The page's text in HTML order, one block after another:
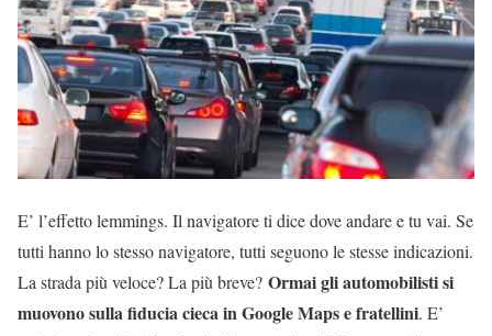
E’ l’effetto lemmings. Il navigatore ti dice dove andare e tu vai. Se
tutti hanno lo stesso navigatore, tutti seguono le stesse indicazioni.
La strada più veloce? La più breve? Ormai gli automobilisti si
muovono sulla fiducia cieca in Google Maps e fratellini. E’